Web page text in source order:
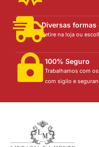
Diversas formas
Retire na loja ou
100% Seguro
Trabalhamos com
com sigilo e